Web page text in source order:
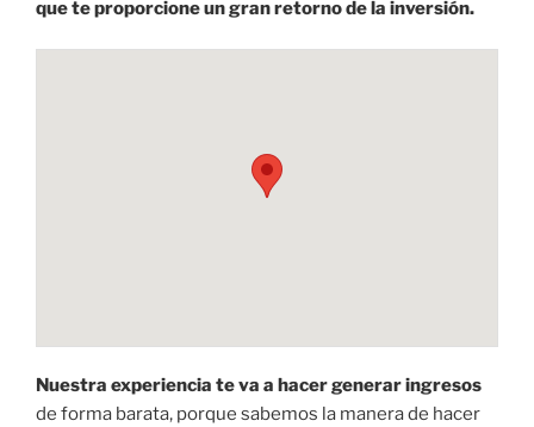
que te proporcione un gran retorno de la inversión.
Nuestra experiencia te va a hacer generar ingresos
de forma barata, porque sabemos la manera de hacer